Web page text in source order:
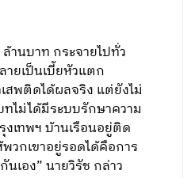
านบาท กระจายไปทั่ว
ยเป็นเบี้ยหัวแตก
พติดได้ผลจริง แต่ยังไม่
ไม่ได้มีระบบรักษาความ
เทพฯ บ้านเรือนอยู่ติด
วกเขาอยู่รอดได้คือการ
เอง” นายวิรัช กล่าว